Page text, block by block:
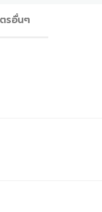
รอื่นๆ